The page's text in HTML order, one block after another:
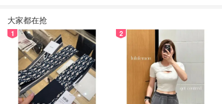
从达拉斯过来加上休息大概十小时，我们周四晚上八点出
发，Abilene可以说是Your Far West Adventure Start From
Here，从地图上就可以看出来，从绿色的平原进入了黄色
的荒漠，路边的景观也伴随着绿色一点点的变少，黄色的一
点点的增多而变化。我们开到一点到达Midland，在当地住
下，第二天去Town里吃了个早餐，推荐📍Back In The Day
大家都在抢
1 2